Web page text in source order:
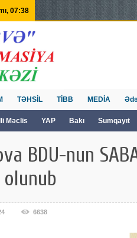
07:38
Məclis YAP Bakı Sumqayıt
TƏHSİL TİBB MEDİA
BDU-nun
6638